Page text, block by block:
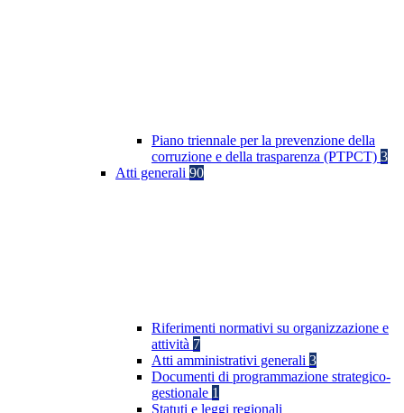
Piano triennale per la prevenzione della
corruzione e della trasparenza (PTPCT) 3
Atti generali 90
Riferimenti normativi su organizzazione e
attività 7
Atti amministrativi generali 3
Documenti di programmazione strategico-
gestionale 1
Statuti e leggi regionali